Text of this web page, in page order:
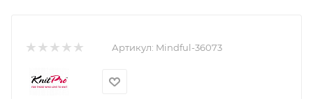
Артикул: Mindful-36073